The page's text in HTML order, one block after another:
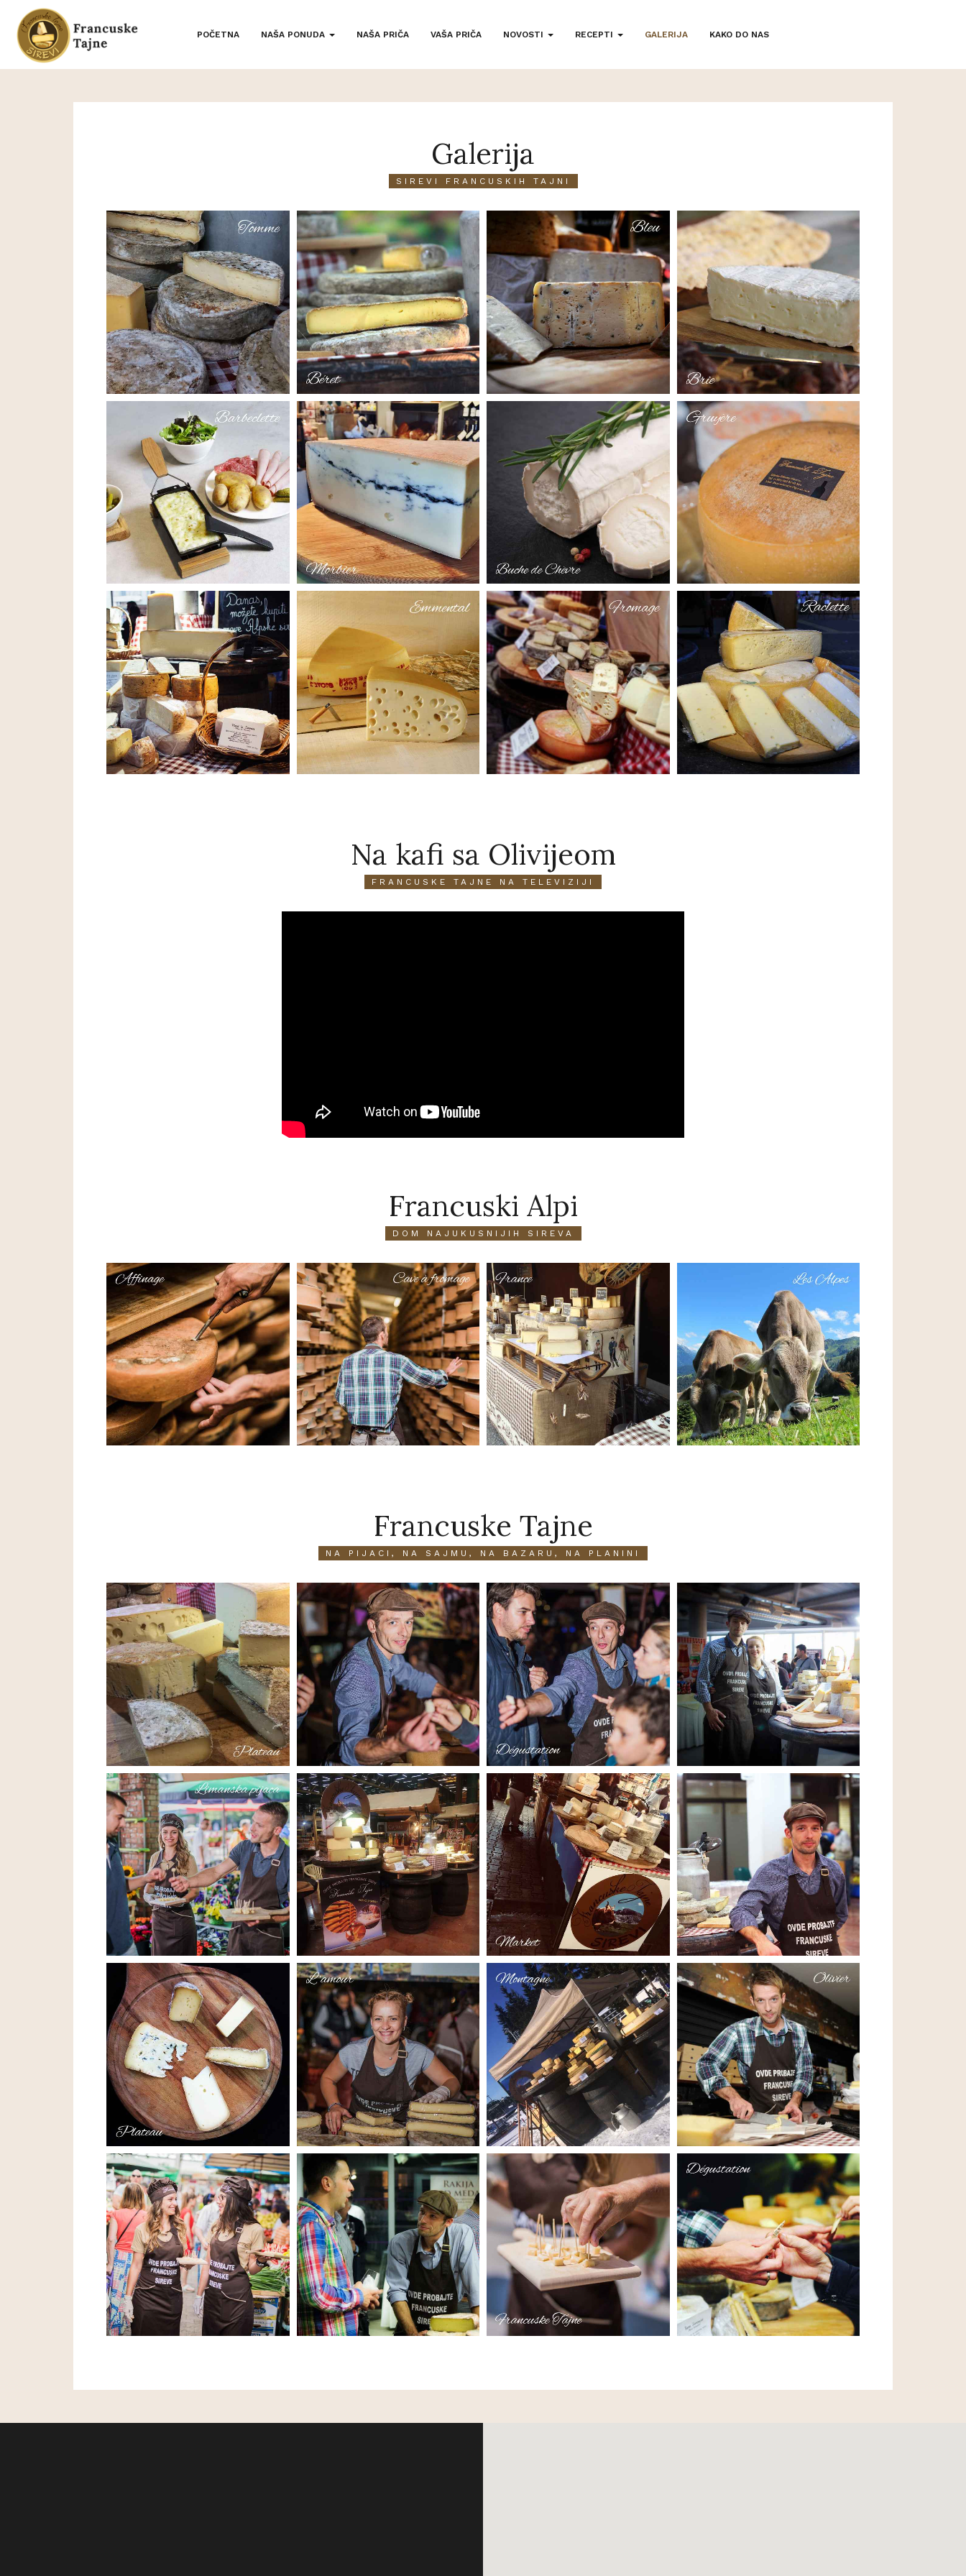
POČETNA NAŠA PONUDA NAŠA PRIČA VAŠA PRIČA NOVOSTI RECEPTI GALERIJA KAKO DO NAS
Galerija
SIREVI FRANCUSKIH TAJNI
Na kafi sa Olivijeom
FRANCUSKE TAJNE NA TELEVIZIJI
Francuski Alpi
DOM NAJUKUSNIJIH SIREVA
Francuske Tajne
NA PIJACI, NA SAJMU, NA BAZARU, NA PLANINI